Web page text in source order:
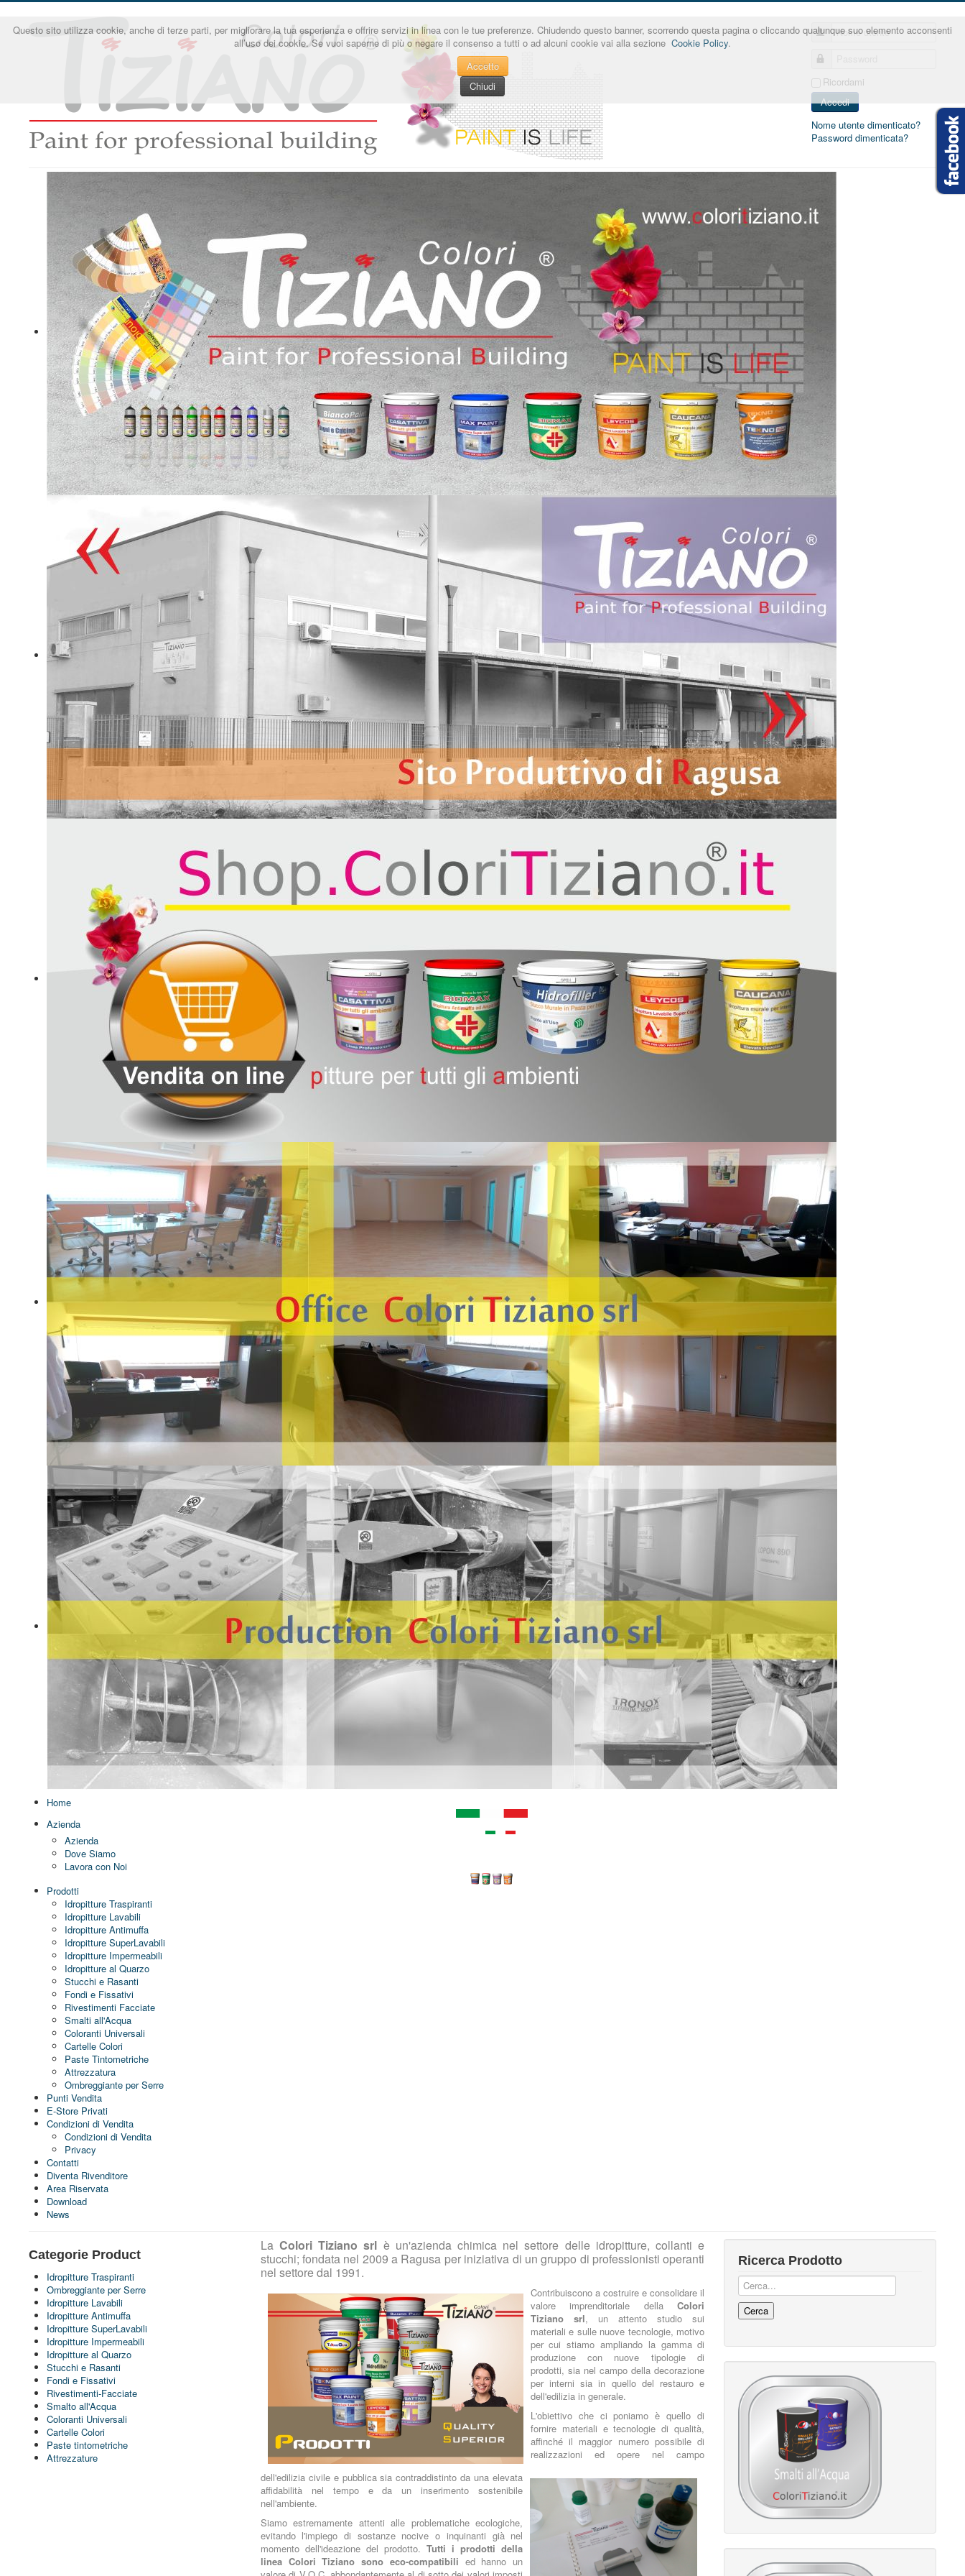
Questo sito utilizza cookie, anche di terze parti, per migliorare la tua esperienza e offrire servizi in linea con le tue preferenze. Chiudendo questo banner, scorrendo questa pagina o cliccando qualunque suo elemento acconsenti
all’uso dei cookie. Se vuoi saperne di più o negare il consenso a tutti o ad alcuni cookie vai alla sezione Cookie Policy.
Accetto
Chiudi
Nome utente
Ricordami
Accedi
Nome utente dimenticato?
Password dimenticata?
Home
Azienda
Azienda
Dove Siamo
Lavora con Noi
Prodotti
Idropitture Traspiranti
Idropitture Lavabili
Idropitture Antimuffa
Idropitture SuperLavabili
Idropitture Impermeabili
Idropitture al Quarzo
Stucchi e Rasanti
Fondi e Fissativi
Rivestimenti Facciate
Smalti all'Acqua
Coloranti Universali
Cartelle Colori
Paste Tintometriche
Attrezzatura
Ombreggiante per Serre
Punti Vendita
E-Store Privati
Condizioni di Vendita
Condizioni di Vendita
Privacy
Contatti
Diventa Rivenditore
Area Riservata
Download
News
Categorie Product
Idropitture Traspiranti
Ombreggiante per Serre
Idropitture Lavabili
Idropitture Antimuffa
Idropitture SuperLavabili
Idropitture Impermeabili
Idropitture al Quarzo
Stucchi e Rasanti
Fondi e Fissativi
Rivestimenti-Facciate
Smalto all'Acqua
Coloranti Universali
Cartelle Colori
Paste tintometriche
Attrezzature
La Colori Tiziano srl è un'azienda chimica nel settore delle idropitture, collanti e
stucchi; fondata nel 2009 a Ragusa per iniziativa di un gruppo di professionisti operanti
nel settore dal 1991.
Contribuiscono a costruire e consolidare il
valore imprenditoriale dellaColori
Tiziano srl, un attento studio sui
materiali e sulle nuove tecnologie, motivo
per cui stiamo ampliando la gamma di
produzione con nuove tipologie di
prodotti, sia nel campo della decorazione
per interni sia in quello del restauro e
dell'edilizia in generale.
L'obiettivo che ci poniamo è quello di
fornire materiali e tecnologie di qualità,
affinché il maggior numero possibile di
realizzazioni ed opere nel campo
dell'edilizia civile e pubblica sia contraddistinto da una elevata
affidabilità nel tempo e da un inserimento sostenibile
nell'ambiente.
Siamo estremamente attenti alle problematiche ecologiche,
evitando l'impiego di sostanze nocive o inquinanti già nel
momento dell'ideazione del prodotto.Tutti i prodotti della
linea Colori Tiziano sono eco-compatibili ed hanno un
Ricerca Prodotto